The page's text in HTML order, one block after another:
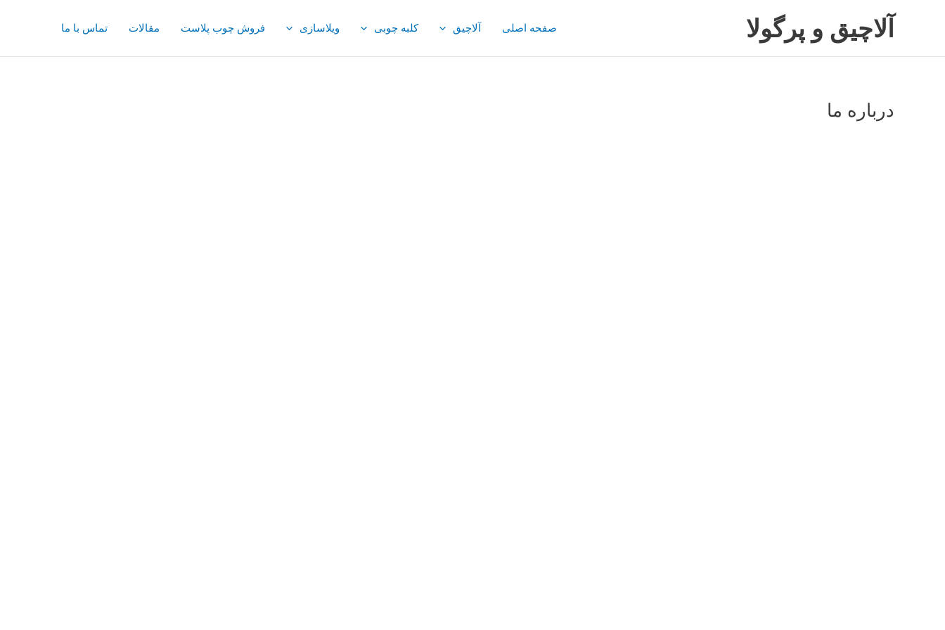
آلاچیق و پرگولا صفحه اصلی آلاچیق کلبه چوبی ویلاسازی فروش چوب پلاست مقالات تماس با ما
درباره ما